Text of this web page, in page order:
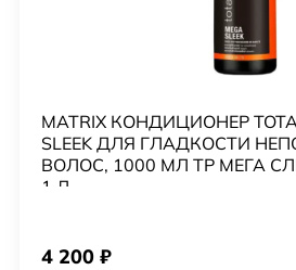
MATRIX КОНДИЦИОНЕР
SLEEK ДЛЯ ГЛАДКОСТИ
ВОЛОС, 1000 МЛ ТР МЕГА
1 Л
4 200 ₽